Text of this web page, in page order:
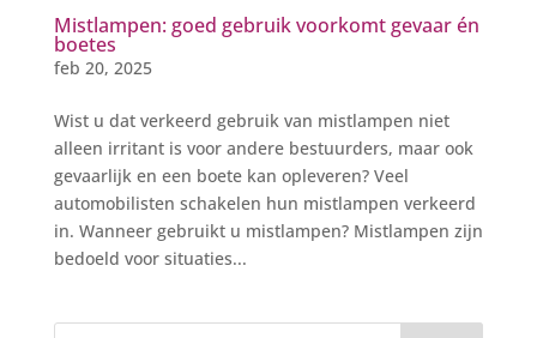
Mistlampen: goed gebruik voorkomt gevaar én
boetes
feb 20, 2025
Wist u dat verkeerd gebruik van mistlampen niet
alleen irritant is voor andere bestuurders, maar ook
gevaarlijk en een boete kan opleveren? Veel
automobilisten schakelen hun mistlampen verkeerd
in. Wanneer gebruikt u mistlampen? Mistlampen zijn
bedoeld voor situaties...